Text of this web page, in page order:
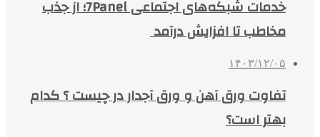
خدمات شبکه‌های اجتماعی 7Panel؛ از جذب
مخاطب تا افزایش درآمد
۱۴۰۳/۱۲/۰۵
تفاوت ورق آهن و ورق آجدار در چیست ؟ کدام
بهتر است؟